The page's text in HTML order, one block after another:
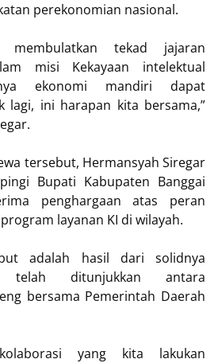
perekonomian nasional.
membulatkan tekad jajaran
misi Kekayaan intelektual
ekonomi mandiri dapat
lagi, ini harapan kita bersama,”
tersebut, Hermansyah Siregar
Bupati Kabupaten Banggai
penghargaan atas peran
layanan KI di wilayah.
adalah hasil dari solidnya
telah ditunjukkan antara
bersama Pemerintah Daerah
yang kita lakukan